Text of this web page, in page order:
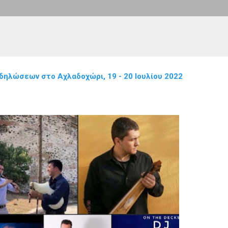
στο Αχλαδοχώρι, 19 - 20 Ιουλίου 2022